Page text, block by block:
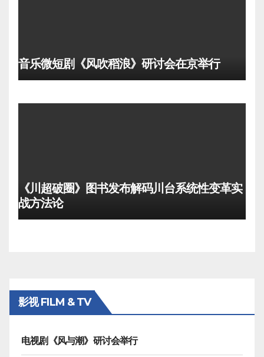
音乐微短剧《风吹稻浪》研讨会在京举行
《川超破圈》图书发布解码川台系统性变革实
战方法论
影视 FILM & TV
电视剧《风与潮》研讨会举行